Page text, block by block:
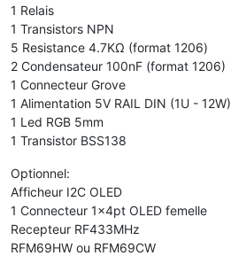
1 Relais
1 Transistors NPN
5 Resistance 4.7KΩ (format 1206)
2 Condensateur 100nF (format 1206)
1 Connecteur Grove
1 Alimentation 5V RAIL DIN (1U - 12W)
1 Led RGB 5mm
1 Transistor BSS138
Optionnel:
Afficheur I2C OLED
1 Connecteur 1x4pt OLED femelle
Recepteur RF433MHz
RFM69HW ou RFM69CW